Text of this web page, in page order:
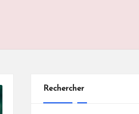
Rechercher